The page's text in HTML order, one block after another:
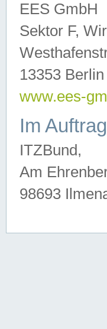
EES GmbH
Sektor F,
13353 Berlin
www.ees-
Im
ITZBund,
Am
98693